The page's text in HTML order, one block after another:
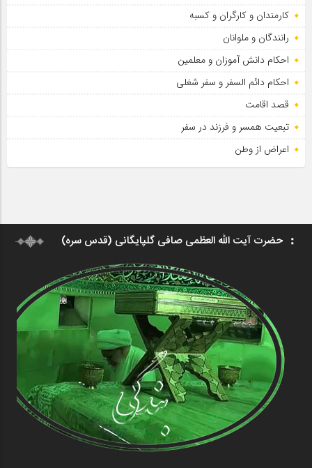
کارمندان و کارگران و کسبه
رانندگان و ملوانان
احکام دانش آموزان و معلمین
احکام دائم السفر و سفر شغلی
قصد اقامت
تبعیت همسر و فرزند در سفر
اعراض از وطن
حضرت آیت الله العظمی صافی گلپایگانی (قدس سره)